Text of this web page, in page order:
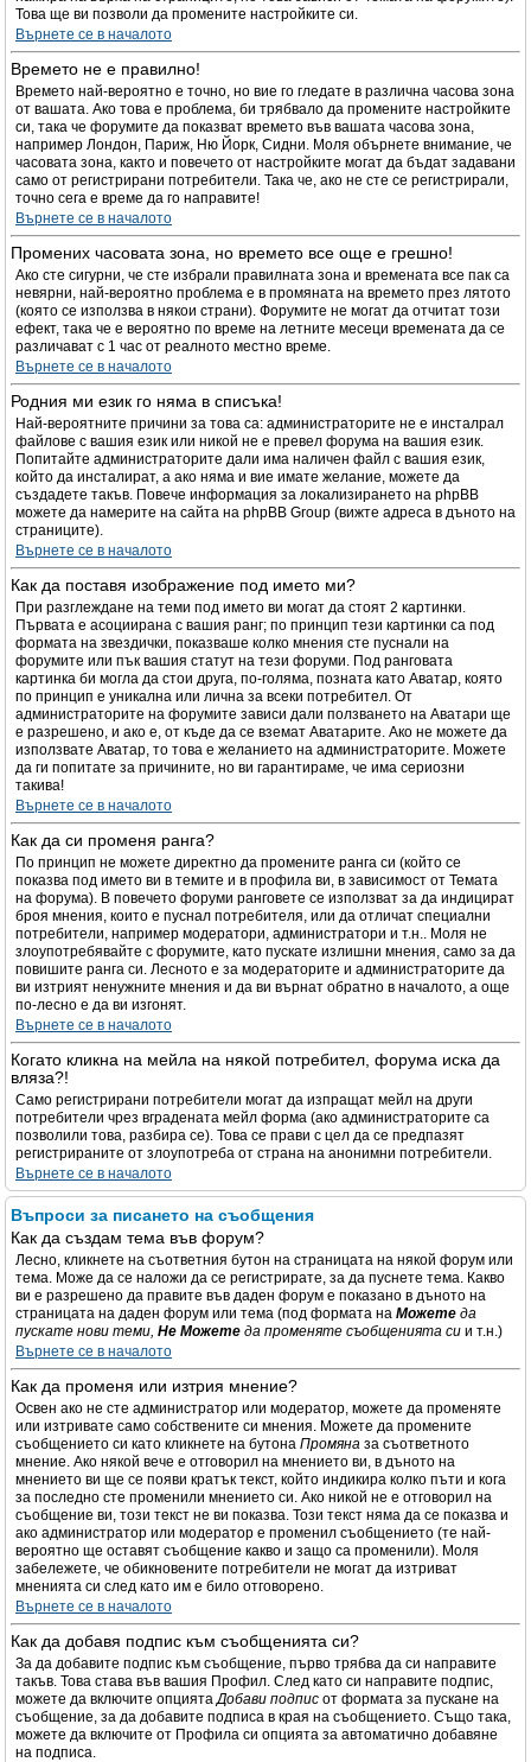
Това ще ви позволи да промените настройките си.
Върнете се в началото
Времето не е правилно!
Времето най-вероятно е точно, но вие го гледате в различна часова зона
от вашата. Ако това е проблема, би трябвало да промените настройките
си, така че форумите да показват времето във вашата часова зона,
например Лондон, Париж, Ню Йорк, Сидни. Моля обърнете внимание, че
часовата зона, както и повечето от настройките могат да бъдат задавани
само от регистрирани потребители. Така че, ако не сте се регистрирали,
точно сега е време да го направите!
Върнете се в началото
Промених часовата зона, но времето все още е грешно!
Ако сте сигурни, че сте избрали правилната зона и времената все пак са
невярни, най-вероятно проблема е в промяната на времето през лятото
(която се използва в някои страни). Форумите не могат да отчитат този
ефект, така че е вероятно по време на летните месеци времената да се
различават с 1 час от реалното местно време.
Върнете се в началото
Родния ми език го няма в списъка!
Най-вероятните причини за това са: администраторите не е инсталрал
файлове с вашия език или никой не е превел форума на вашия език.
Попитайте администраторите дали има наличен файл с вашия език,
който да инсталират, а ако няма и вие имате желание, можете да
създадете такъв. Повече информация за локализирането на phpBB
можете да намерите на сайта на phpBB Group (вижте адреса в дъното на
страниците).
Върнете се в началото
Как да поставя изображение под името ми?
При разглеждане на теми под името ви могат да стоят 2 картинки.
Първата е асоциирана с вашия ранг; по принцип тези картинки са под
формата на звездички, показваше колко мнения сте пуснали на
форумите или пък вашия статут на тези форуми. Под ранговата
картинка би могла да стои друга, по-голяма, позната като Аватар, която
по принцип е уникална или лична за всеки потребител. От
администраторите на форумите зависи дали ползването на Аватари ще
е разрешено, и ако е, от къде да се вземат Аватарите. Ако не можете да
използвате Аватар, то това е желанието на администраторите. Можете
да ги попитате за причините, но ви гарантираме, че има сериозни
такива!
Върнете се в началото
Как да си променя ранга?
По принцип не можете директно да промените ранга си (който се
показва под името ви в темите и в профила ви, в зависимост от Темата
на форума). В повечето форуми ранговете се използват за да индицират
броя мнения, които е пуснал потребителя, или да отличат специални
потребители, например модератори, администратори и т.н.. Моля не
злоупотребявайте с форумите, като пускате излишни мнения, само за да
повишите ранга си. Лесното е за модераторите и администраторите да
ви изтрият ненужните мнения и да ви върнат обратно в началото, а още
по-лесно е да ви изгонят.
Върнете се в началото
Когато кликна на мейла на някой потребител, форума иска да
вляза?!
Само регистрирани потребители могат да изпращат мейл на други
потребители чрез вградената мейл форма (ако администраторите са
позволили това, разбира се). Това се прави с цел да се предпазят
регистрираните от злоупотреба от страна на анонимни потребители.
Върнете се в началото
Въпроси за писането на съобщения
Как да създам тема във форум?
Лесно, кликнете на съответния бутон на страницата на някой форум или
тема. Може да се наложи да се регистрирате, за да пуснете тема. Какво
ви е разрешено да правите във даден форум е показано в дъното на
страницата на даден форум или тема (под формата на Можете да
пускате нови теми, Не Можете да променяте съобщенията си и т.н.)
Върнете се в началото
Как да променя или изтрия мнение?
Освен ако не сте администратор или модератор, можете да променяте
или изтривате само собствените си мнения. Можете да промените
съобщението си като кликнете на бутона Промяна за съответното
мнение. Ако някой вече е отговорил на мнението ви, в дъното на
мнението ви ще се появи кратък текст, който индикира колко пъти и кога
за последно сте променили мнението си. Ако никой не е отговорил на
съобщение ви, този текст не ви показва. Този текст няма да се показва и
ако администратор или модератор е променил съобщението (те най-
вероятно ще оставят съобщение какво и защо са променили). Моля
забележете, че обикновените потребители не могат да изтриват
мненията си след като им е било отговорено.
Върнете се в началото
Как да добавя подпис към съобщенията си?
За да добавите подпис към съобщение, първо трябва да си направите
такъв. Това става във вашия Профил. След като си направите подпис,
можете да включите опциятаДобави подпис от формата за пускане на
съобщение, за да добавите подписа в края на съобщението. Също така,
можете да включите от Профила си опцията за автоматично добавяне
на подписа.